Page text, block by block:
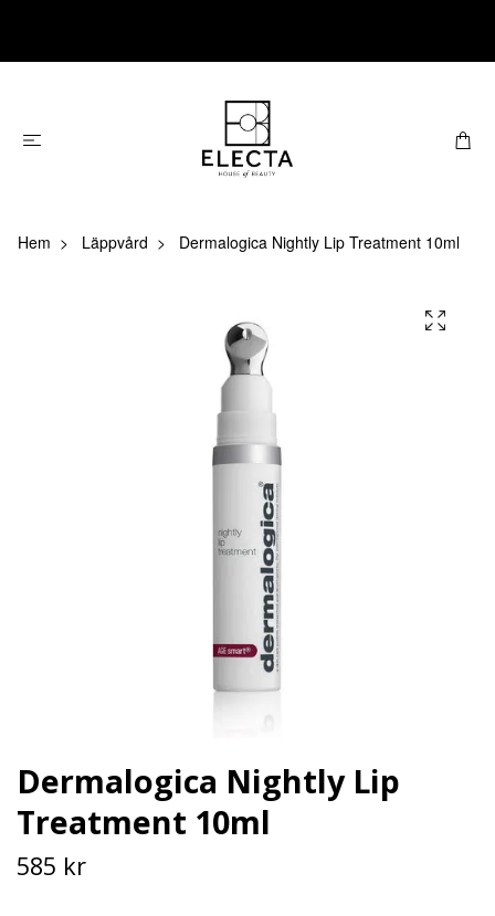
Hem Läppvård Dermalogica Nightly Lip Treatment 10ml
Dermalogica Nightly Lip
Treatment 10ml
585 kr